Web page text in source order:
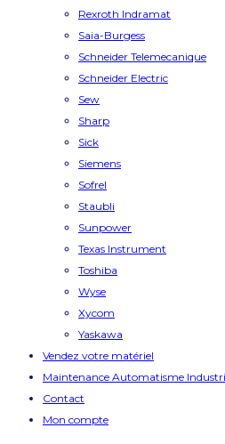
Rexroth Indramat
Saia-Burgess
Schneider Telemecanique
Schneider Electric
Sew
Sharp
Sick
Siemens
Sofrel
Staubli
Sunpower
Texas Instrument
Toshiba
Wyse
Xycom
Yaskawa
Vendez votre matériel
Maintenance Automatisme
Contact
Mon compte